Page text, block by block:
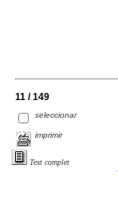
11 / 149
seleccionar
imprimir
Text complet